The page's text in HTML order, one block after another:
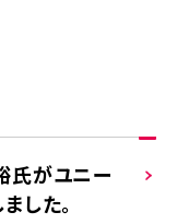
がユニー
した。